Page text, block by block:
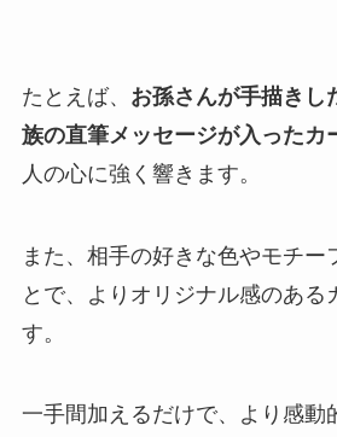
たとえば、 お孫さんが手描きし
族の直筆メッセージが入ったカ
人の心に強く響きます。
また、相手の好きな色やモチー
とで、よりオリジナル感のある
す。
一手間加えるだけで、より感動